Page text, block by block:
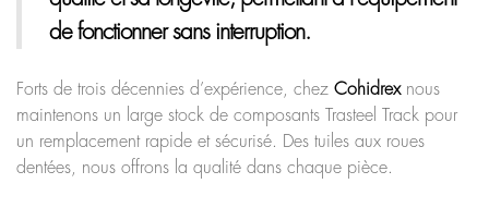
de fonctionner sans interruption.
Forts de trois décennies d’expérience, chez Cohidrexnous
maintenons un large stock de composants Trasteel Track pour
un remplacement rapide et sécurisé. Des tuiles aux roues
dentées, nous offrons la qualité dans chaque pièce.